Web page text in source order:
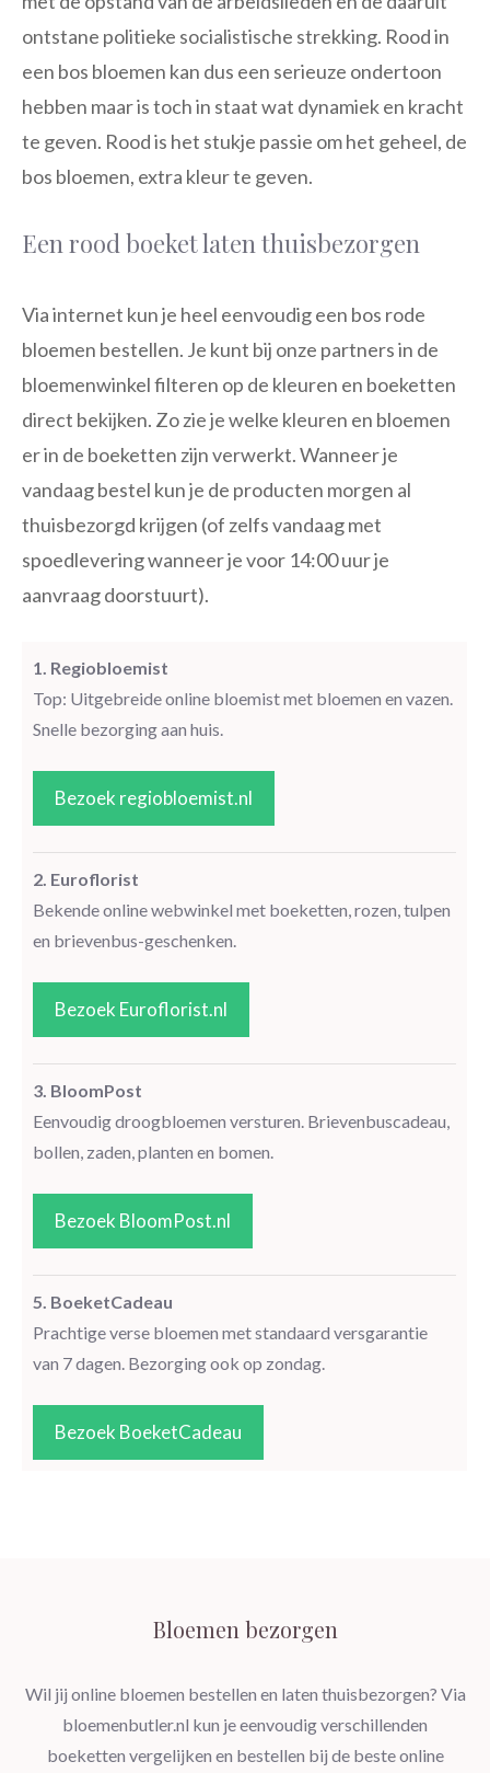
ontstane politieke socialistische strekking. Rood in
een bos bloemen kan dus een serieuze ondertoon
hebben maar is toch in staat wat dynamiek en kracht
te geven. Rood is het stukje passie om het geheel, de
bos bloemen, extra kleur te geven.
Een rood boeket laten thuisbezorgen
Via internet kun je heel eenvoudig een bos rode
bloemen bestellen. Je kunt bij onze partners in de
bloemenwinkel filteren op de kleuren en boeketten
direct bekijken. Zo zie je welke kleuren en bloemen
er in de boeketten zijn verwerkt. Wanneer je
vandaag bestel kun je de producten morgen al
thuisbezorgd krijgen (of zelfs vandaag met
spoedlevering wanneer je voor 14:00 uur je
aanvraag doorstuurt).
1. Regiobloemist
Top: Uitgebreide online bloemist met bloemen en vazen.
Snelle bezorging aan huis.
Bezoek regiobloemist.nl
2. Euroflorist
Bekende online webwinkel met boeketten, rozen, tulpen
en brievenbus-geschenken.
Bezoek Euroflorist.nl
3. BloomPost
Eenvoudig droogbloemen versturen. Brievenbuscadeau,
bollen, zaden, planten en bomen.
Bezoek BloomPost.nl
5. BoeketCadeau
Prachtige verse bloemen met standaard versgarantie
van 7 dagen. Bezorging ook op zondag.
Bezoek BoeketCadeau
Bloemen bezorgen
Wil jij online bloemen bestellen en laten thuisbezorgen? Via
bloemenbutler.nl kun je eenvoudig verschillenden
boeketten vergelijken en bestellen bij de beste online